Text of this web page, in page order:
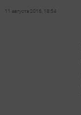
11 августа 2016, 18:54